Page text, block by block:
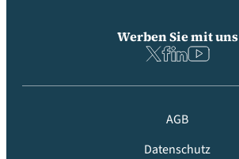
Werben Sie mit uns
AGB
Datenschutz